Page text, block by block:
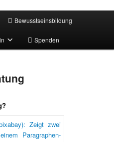
Bewusstseinsbildung
Spenden